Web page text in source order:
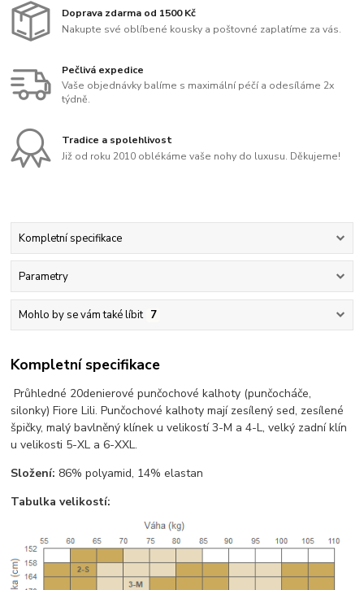
Doprava zdarma od 1500 Kč
Nakupte své oblíbené kousky a poštovné zaplatíme za vás.
Pečlivá expedice
Vaše objednávky balíme s maximální péčí a odesíláme 2x
týdně.
Tradice a spolehlivost
Již od roku 2010 oblékáme vaše nohy do luxusu. Děkujeme!
Kompletní specifikace
Parametry
Mohlo by se vám také líbit 7
Kompletní specifikace
Průhledné 20denierové punčochové kalhoty (punčocháče,
silonky) Fiore Lili. Punčochové kalhoty mají zesílený sed, zesílené
špičky, malý bavlněný klínek u velikostí 3-M a 4-L, velký zadní klín
u velikosti 5-XL a 6-XXL.
Složení: 86% polyamid, 14% elastan
Tabulka velikostí: